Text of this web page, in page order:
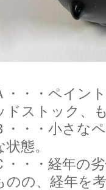
・・・ペイン
ドストック、
・・・小さな
状態。
・・・経年の
のの、経年を